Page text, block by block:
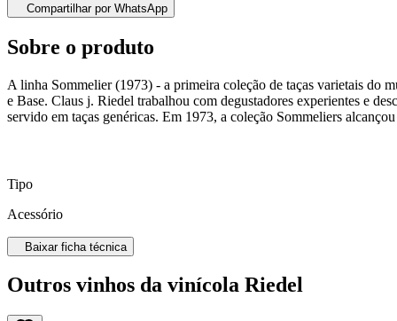
Compartilhar por WhatsApp
Sobre o produto
A linha Sommelier (1973) - a primeira coleção de taças varietais do
e Base. Claus j. Riedel trabalhou com degustadores experientes e
servido em taças genéricas. Em 1973, a coleção Sommeliers
Tipo
Acessório
Baixar ficha técnica
Outros vinhos da vinícola Riedel